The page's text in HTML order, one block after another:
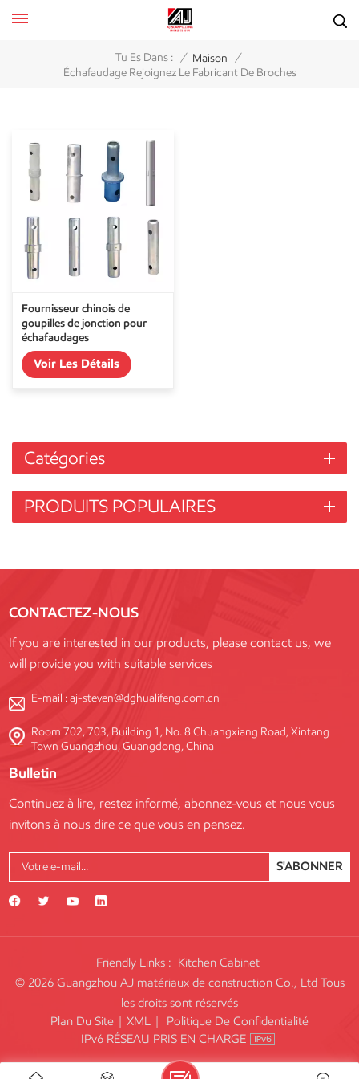
Tu Es Dans : / Maison /
Échafaudage Rejoignez Le Fabricant De Broches
Fournisseur chinois de
goupilles de jonction pour
échafaudages
Voir Les Détails
Catégories
PRODUITS POPULAIRES
CONTACTEZ-NOUS
If you are interested in our products, please contact us, we
will provide you with suitable services
E-mail :aj-steven@dghualifeng.com.cn
Room 702, 703, Building 1, No. 8 Chuangxiang Road, Xintang
Town Guangzhou, Guangdong, China
Bulletin
Continuez à lire, restez informé, abonnez-vous et nous vous
invitons à nous dire ce que vous en pensez.
S'ABONNER
Friendly Links : Kitchen Cabinet
© 2026 Guangzhou AJ matériaux de construction Co., Ltd Tous
les droits sont réservés
Plan Du Site | XML |
Politique De Confidentialité
IPv6 RÉSEAU PRIS EN CHARGE